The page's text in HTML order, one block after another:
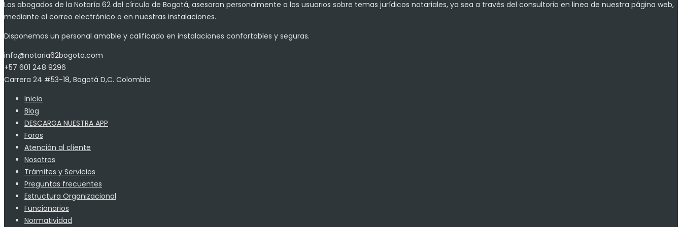
Los abogados de la Notaría 62 del círculo de Bogotá, asesoran personalmente a los usuarios sobre temas jurídicos notariales, ya sea a través del consultorio en linea de nuestra página web,
mediante el correo electrónico o en nuestras instalaciones.
Disponemos un personal amable y calificado en instalaciones confortables y seguras.
info@notaria62bogota.com
+57 601 248 9296
Carrera 24 #53-18, Bogotá D,C. Colombia
Inicio
Blog
DESCARGA NUESTRA APP
Foros
Atención al cliente
Nosotros
Trámites y Servicios
Preguntas frecuentes
Estructura Organizacional
Funcionarios
Normatividad